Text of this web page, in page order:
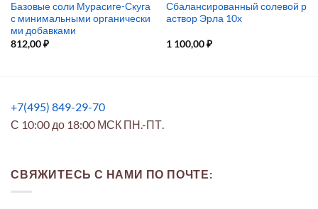
Базовые соли Мурасиге-Скуга
с минимальными органически
ми добавками
812,00₽
Сбалансированный солевой р
аствор Эрла 10x
1 100,00₽
+7(495) 849-29-70
С 10:00 до 18:00 МСК ПН.-ПТ.
СВЯЖИТЕСЬ С НАМИ ПО ПОЧТЕ: